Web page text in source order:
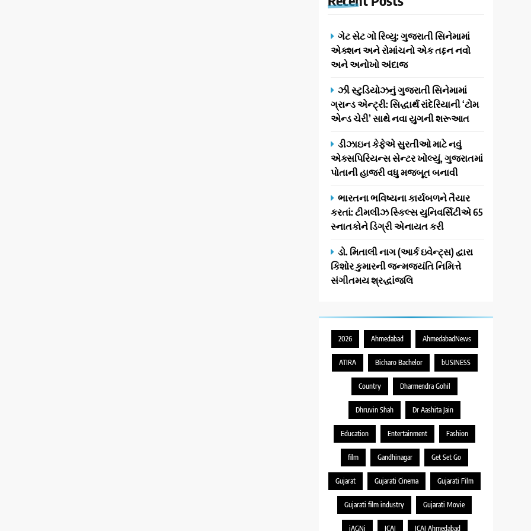
ગેટ સેટ ગો રિવ્યુ: ગુજરાતી સિનેમામાં
એક્શન અને રોમાંચનો એક તદ્દન નવો
અને અનોખો અંદાજ
ઝી સ્ટુડિયોઝનું ગુજરાતી સિનેમામાં
ગ્રાન્ડ એન્ટ્રી: સિદ્ધાર્થ રાંદેરિયાની ‘ટોમ
એન્ડ ચેરી’ સાથે નવા યુગની શરૂઆત
ડીઝાઇન કેફેએ સુરતીઓ માટે નવું
એક્સપિરિયન્સ સેન્ટર ખોલ્યું, ગુજરાતમાં
પોતાની હાજરી વધુ મજબૂત બનાવી
ભારતના ભવિષ્યના કાર્યબળને તૈયાર
કરતાં: ટીમલીઝ સ્કિલ્સ યુનિવર્સિટીએ 65
સ્નાતકોને ડિગ્રી એનાયત કરી
ડો. મિતાલી નાગ (આર્ક ઇવેન્ટ્સ) દ્વારા
કિશોર કુમારની જન્મજયંતિ નિમિત્તે
સંગીતમય શ્રદ્ધાંજલિ
2026 Ahmedabad AhmedabadNews
ATIRA Bicharo Bachelor bUSINESS
Country Dharmendra Gohil
Dhruvin Shah Dr Aashita Jain
Education Entertainment Fashion
film Gandhinagar Get Set Go
Gujarat Gujarati Cinema Gujarati Film
Gujarati film industry Gujarati Movie
iAGNi ICAI ICAI Ahmedabad